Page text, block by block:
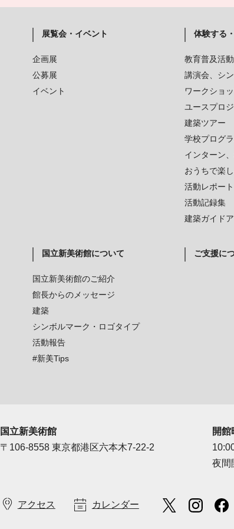
展覧会・イベント
企画展
公募展
イベント
体験する
教育普及活動
講演会、シ
ワークショ
ユースプロ
建築ツアー
学校プログ
インターン
おうちで楽
活動レポート
活動記録集
建築ガイド
国立新美術館について
国立新美術館のご紹介
館長からのメッセージ
建築
シンボルマーク・ロゴタイプ
活動報告
#新美Tips
ご支援に
国立新美術館
〒106-8558 東京都港区六本木7-22-2
開館
夜間
アクセス カレンダー